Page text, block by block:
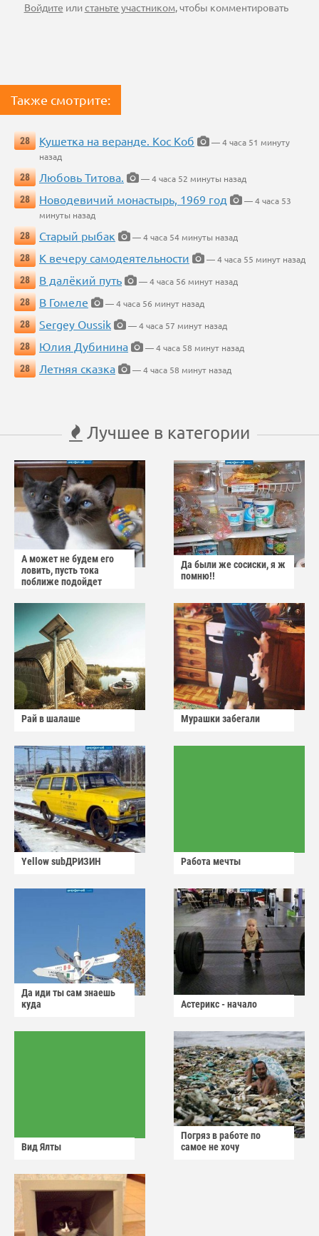
Войдите илистаньте участником, чтобы комментировать
Также смотрите:
28 Кушетка на веранде. Кос Коб
— 4 часа 51 минуту
назад
28
Любовь Титова.
— 4 часа 52 минуты назад
28
Новодевичий монастырь, 1969 год
— 4 часа 53
минуты назад
28
Старый рыбак
— 4 часа 54 минуты назад
28
К вечеру самодеятельности
— 4 часа 55 минут назад
28
В далёкий путь
— 4 часа 56 минут назад
28
В Гомеле
— 4 часа 56 минут назад
28
Sergey Oussik
— 4 часа 57 минут назад
28
Юлия Дубинина
— 4 часа 58 минут назад
28
Летняя сказка — 4 часа 58 минут назад
Лучшее в категории
А может не будем его
ловить, пусть тока
поближе подойдет
Да были же сосиски, я ж
помню!!
Рай в шалаше Мурашки забегали
Yellow subДРИЗИН Работа мечты
Да иди ты сам знаешь
куда
Астерикс - начало
Вид Ялты
Погряз в работе по
самое не хочу